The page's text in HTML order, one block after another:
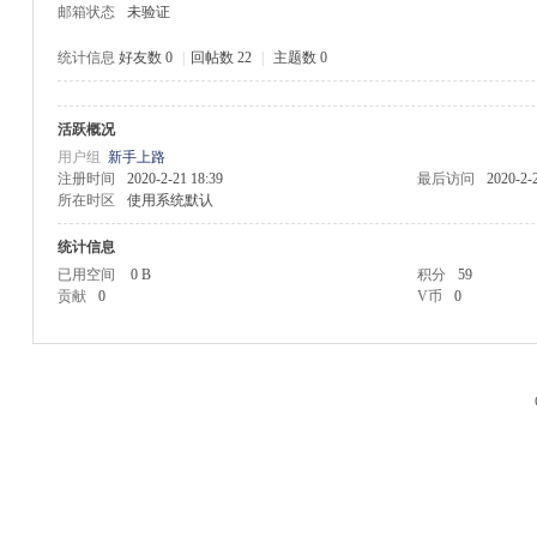
邮箱状态
未验证
统计信息 好友数 0 回帖数 22 主题数 0
活跃概况
用户组 新手上路
注册时间
2020-2-21 18:39 最后访问
2020-2-
所在时区
使用系统默认
统计信息
已用空间
0 B 积分
59
贡献
0 V币 0